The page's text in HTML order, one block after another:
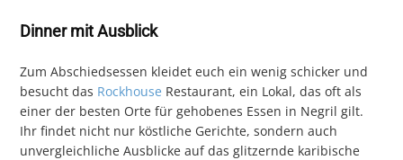
Dinner mit Ausblick
Zum Abschiedsessen kleidet euch ein wenig schicker und
besucht das Rockhouse Restaurant, ein Lokal, das oft als
einer der besten Orte für gehobenes Essen in Negril gilt.
Ihr findet nicht nur köstliche Gerichte, sondern auch
unvergleichliche Ausblicke auf das glitzernde karibische